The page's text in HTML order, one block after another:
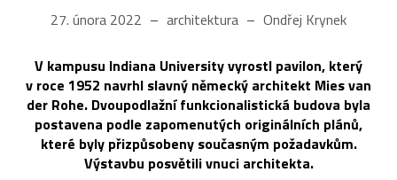
27. února 2022 architektura Ondřej Krynek
V kampusu Indiana University vyrostl pavilon, který
v roce 1952 navrhl slavný německý architekt Mies van
der Rohe. Dvoupodlažní funkcionalistická budova byla
postavena podle zapomenutých originálních plánů,
které byly přizpůsobeny současným požadavkům.
Výstavbu posvětili vnuci architekta.